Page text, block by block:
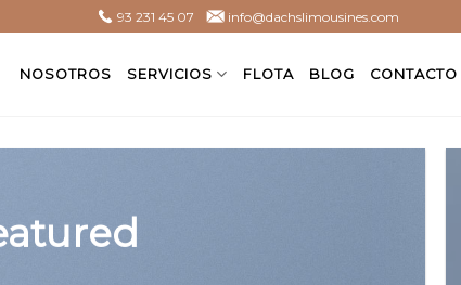
93 231 45 07 info@dachslimousines.com
NOSOTROS SERVICIOS FLOTA BLOG CONTACTO